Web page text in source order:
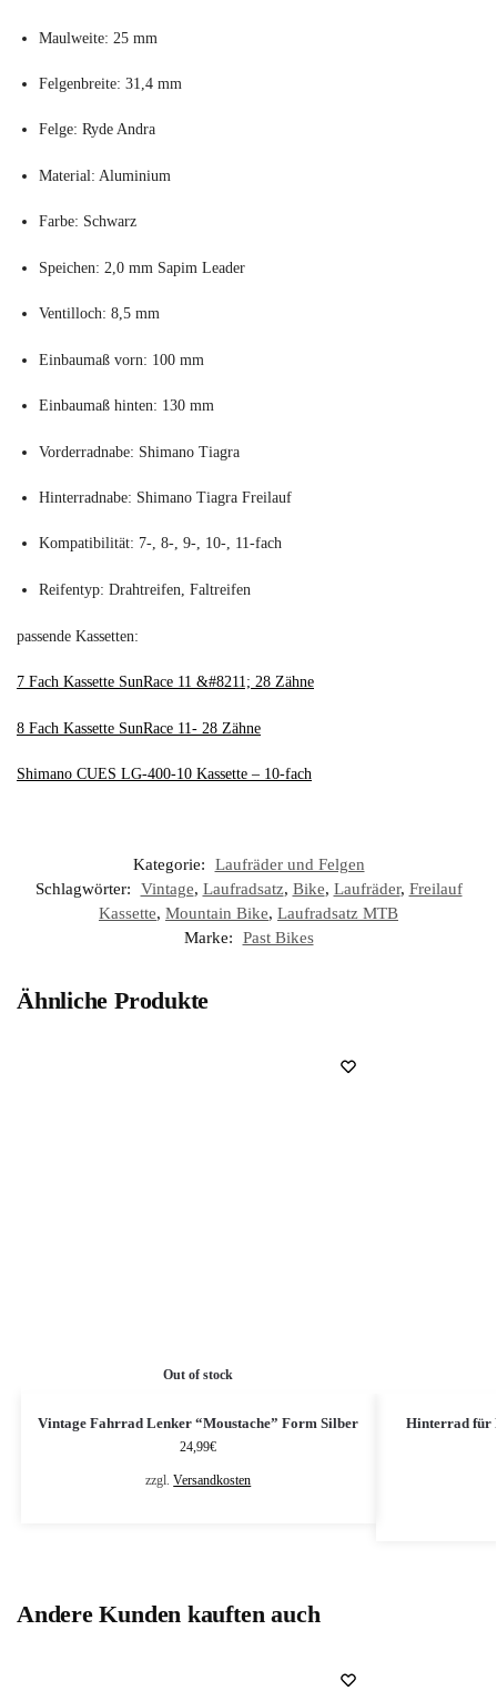
Maulweite: 25 mm
Felgenbreite: 31,4 mm
Felge: Ryde Andra
Material: Aluminium
Farbe: Schwarz
Speichen: 2,0 mm Sapim Leader
Ventilloch: 8,5 mm
Einbaumaß vorn: 100 mm
Einbaumaß hinten: 130 mm
Vorderradnabe: Shimano Tiagra
Hinterradnabe: Shimano Tiagra Freilauf
Kompatibilität: 7-, 8-, 9-, 10-, 11-fach
Reifentyp: Drahtreifen, Faltreifen
passende Kassetten:
7 Fach Kassette SunRace 11 &#8211; 28 Zähne
8 Fach Kassette SunRace 11- 28 Zähne
Shimano CUES LG-400-10 Kassette – 10-fach
Kategorie:
Laufräder und Felgen
Schlagwörter:
Vintage, Laufradsatz, Bike, Laufräder, Freilauf
Kassette, Mountain Bike, Laufradsatz MTB
Marke:
Past Bikes
Ähnliche Produkte
Out of stock
Vintage Fahrrad Lenker “Moustache” Form Silber
24,99€
zzgl.Versandkosten
Hinterrad für
Andere Kunden kauften auch